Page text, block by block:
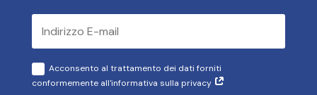
Acconsento al trattamento dei dati forniti
conformemente all'informativa sulla privacy